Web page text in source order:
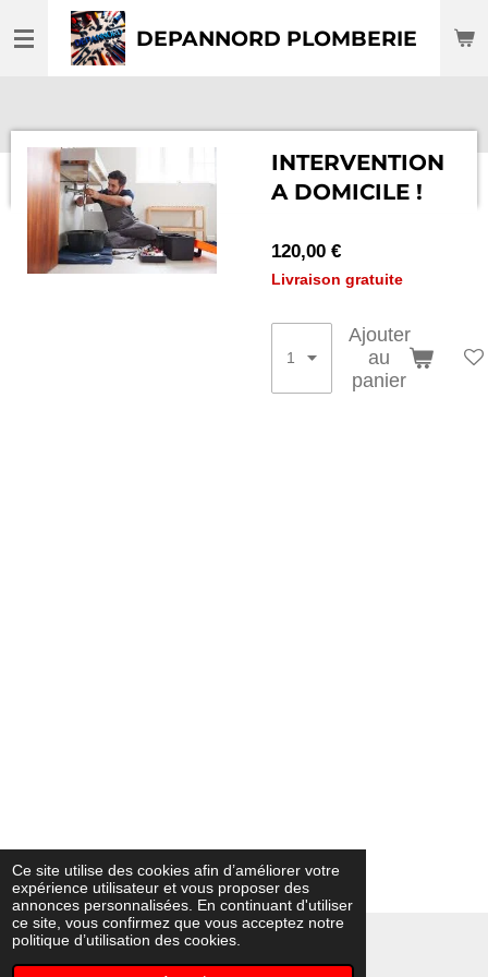
Ce site utilise des cookies afin d’améliorer votre
expérience utilisateur et vous proposer des
annonces personnalisées. En continuant d'utiliser
ce site, vous confirmez que vous acceptez notre
politique d’utilisation des cookies.
au
DEPANNORD PLOMBERIE
INTERVENTION
A DOMICILE !
120,00 €
Livraison gratuite
Ajouter
au
panier
© 2022 - 2026 Depannord
Propulsé parWebador